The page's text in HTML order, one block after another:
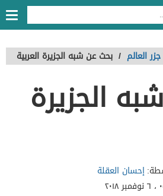
جزر العالم / بحث عن شبه الجزيرة العربية
الجزيرة
إحسان العقلة